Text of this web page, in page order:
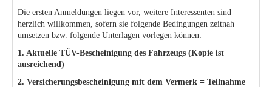
Die ersten Anmeldungen liegen vor, weitere Interessenten sind
herzlich willkommen, sofern sie folgende Bedingungen zeitnah
umsetzen bzw. folgende Unterlagen vorlegen können:
1. Aktuelle TÜV-Bescheinigung des Fahrzeugs (Kopie ist
ausreichend)
2. Versicherungsbescheinigung mit dem Vermerk = Teilnahme